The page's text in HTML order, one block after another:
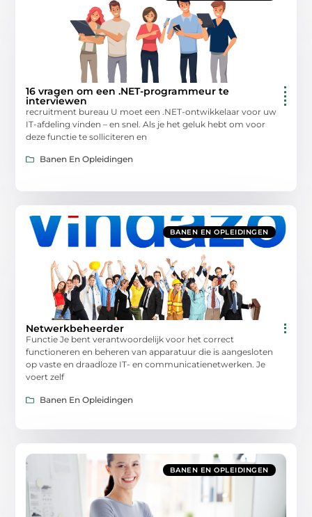
16 vragen om een ​​.NET-programmeur te
interviewen
recruitment bureau U moet een .NET-ontwikkelaar voor uw
IT-afdeling vinden – en snel. Als je het geluk hebt om voor
deze functie te solliciteren en
Banen En Opleidingen
BANEN EN OPLEIDINGEN
Netwerkbeheerder
Functie Je bent verantwoordelijk voor het correct
functioneren en beheren van apparatuur die is aangesloten
op vaste en draadloze IT- en communicatienetwerken. Je
voert zelf
Banen En Opleidingen
BANEN EN OPLEIDINGEN